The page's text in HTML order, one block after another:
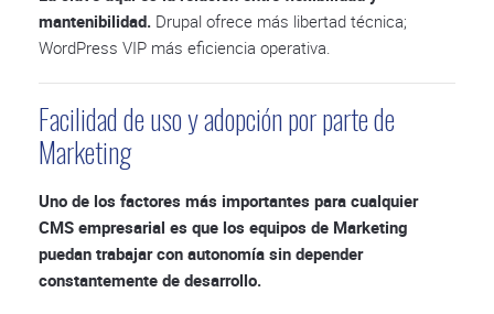
mantenibilidad. Drupal ofrece más libertad técnica;
WordPress VIP más eficiencia operativa.
Facilidad de uso y adopción por parte de
Marketing
Uno de los factores más importantes para cualquier
CMS empresarial es que los equipos de Marketing
puedan trabajar con autonomía sin depender
constantemente de desarrollo.